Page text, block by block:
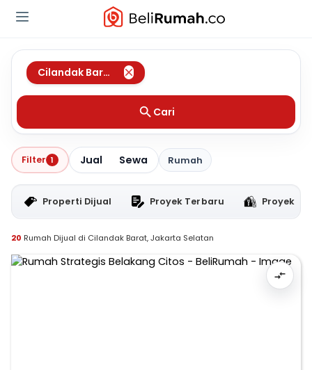
Cilandak Barat Jakarta Selatan
Cari
Filter 1 Jual Sewa Rumah
Properti Dijual Proyek Terbaru Proyek
20 Rumah Dijual di Cilandak Barat, Jakarta Selatan